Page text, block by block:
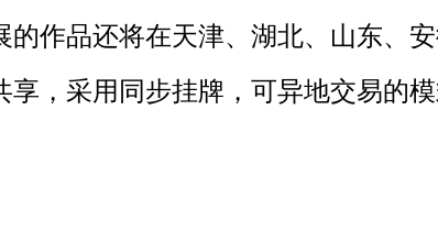
作品还将在天津、湖北、山东、
享，采用同步挂牌，可异地交易的